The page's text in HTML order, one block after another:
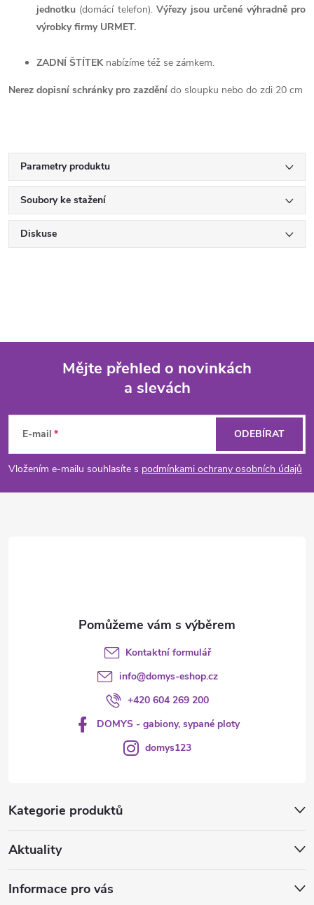
jednotku (domácí telefon).Výřezy jsou určené výhradně pro
výrobky firmy URMET.
ZADNÍ ŠTÍTEKnabízíme též se zámkem.
Nerez dopisní schránky pro zazdění do sloupku nebo do zdi 20 cm
Parametry produktu
Soubory ke stažení
Diskuse
p
a
Mějte přehled o novinkách
a slevách
E-mail
Vložením e-mailu souhlasíte s podmínkami ochrany osobních údajů
ODEBÍRAT
Kategorie produktů
Aktuality
Informace pro vás
Kontaktní formulář
info@domys-eshop.cz
+420 604 269 200
DOMYS - gabiony, sypané ploty
domys123